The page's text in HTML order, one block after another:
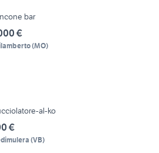
bar
€
(MO)
al-ko
€
(VB)